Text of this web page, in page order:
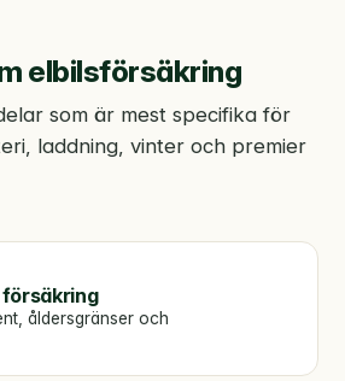
elbilsförsäkring
som är mest specifika för
laddning, vinter och premier
åldersgränser och